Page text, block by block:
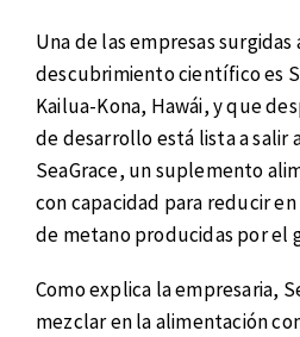
Una de las empresas
descubrimiento científico es
Kailua-Kona, Hawái, y que
de desarrollo está lista a salir
SeaGrace, un suplemento
con capacidad para reducir en
de metano producidas por el
Como explica la empresaria,
mezclar en la alimentación